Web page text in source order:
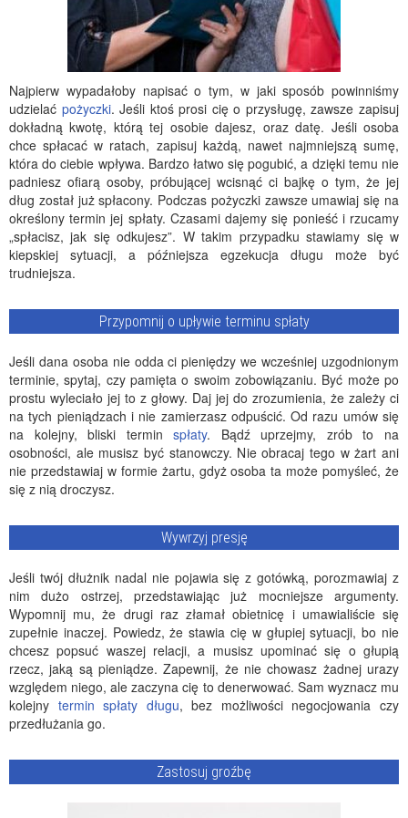
Najpierw wypadałoby napisać o tym, w jaki sposób powinniśmy
udzielać pożyczki. Jeśli ktoś prosi cię o przysługę, zawsze zapisuj
dokładną kwotę, którą tej osobie dajesz, oraz datę. Jeśli osoba
chce spłacać w ratach, zapisuj każdą, nawet najmniejszą sumę,
która do ciebie wpływa. Bardzo łatwo się pogubić, a dzięki temu nie
padniesz ofiarą osoby, próbującej wcisnąć ci bajkę o tym, że jej
dług został już spłacony. Podczas pożyczki zawsze umawiaj się na
określony termin jej spłaty. Czasami dajemy się ponieść i rzucamy
„spłacisz, jak się odkujesz”. W takim przypadku stawiamy się w
kiepskiej sytuacji, a późniejsza egzekucja długu może być
trudniejsza.
Przypomnij o upływie terminu spłaty
Jeśli dana osoba nie odda ci pieniędzy we wcześniej uzgodnionym
terminie, spytaj, czy pamięta o swoim zobowiązaniu. Być może po
prostu wyleciało jej to z głowy. Daj jej do zrozumienia, że zależy ci
na tych pieniądzach i nie zamierzasz odpuścić. Od razu umów się
na kolejny, bliski terminspłaty. Bądź uprzejmy, zrób to na
osobności, ale musisz być stanowczy. Nie obracaj tego w żart ani
nie przedstawiaj w formie żartu, gdyż osoba ta może pomyśleć, że
się z nią droczysz.
Wywrzyj presję
Jeśli twój dłużnik nadal nie pojawia się z gotówką, porozmawiaj z
nim dużo ostrzej, przedstawiając już mocniejsze argumenty.
Wypomnij mu, że drugi raz złamał obietnicę i umawialiście się
zupełnie inaczej. Powiedz, że stawia cię w głupiej sytuacji, bo nie
chcesz popsuć waszej relacji, a musisz upominać się o głupią
rzecz, jaką są pieniądze. Zapewnij, że nie chowasz żadnej urazy
względem niego, ale zaczyna cię to denerwować. Sam wyznacz mu
kolejny termin spłaty długu, bez możliwości negocjowania czy
przedłużania go.
Zastosuj groźbę